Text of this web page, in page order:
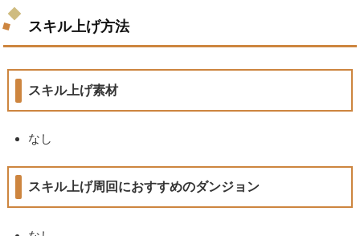
スキル上げ方法
スキル上げ素材
なし
スキル上げ周回におすすめのダンジョン